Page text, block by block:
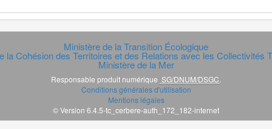
Ministère de la Transition Écologique
la Cohésion des Territoires et des Relations avec les Collectivités
Ministère de la Mer
Responsable produit numérique SG/DNUM/DSGC
Conditions générales d'utilisation
Mentions légales
© Version 6.4.5-tc_cerbere-auth_172_182-internet